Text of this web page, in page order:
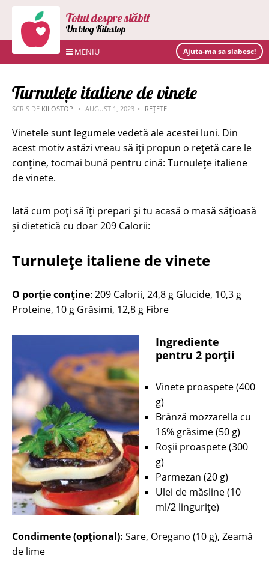
Totul despre slăbit
Un blog Kilostop
MENIU Ajuta-ma sa slabesc!
Turnulețe italiene de vinete
SCRIS DE KILOSTOP AUGUST 1, 2023 REȚETE
Vinetele sunt legumele vedetă ale acestei luni. Din
acest motiv astăzi vreau să îți propun o rețetă care le
conține, tocmai bună pentru cină: Turnulețe italiene
de vinete.
Iată cum poți să îți prepari și tu acasă o masă sățioasă
și dietetică cu doar 209 Calorii:
Turnulețe italiene de vinete
O porție conține: 209 Calorii, 24,8 g Glucide, 10,3 g
Proteine, 10 g Grăsimi, 12,8 g Fibre
Ingrediente
pentru 2 porții
Vinete proaspete (400
g)
Brânză mozzarella cu
16% grăsime (50 g)
Roşii proaspete (300
g)
Parmezan (20 g)
Ulei de măsline (10
ml/2 linguriţe)
Condimente (opţional): Sare, Oregano (10 g), Zeamă
de lime